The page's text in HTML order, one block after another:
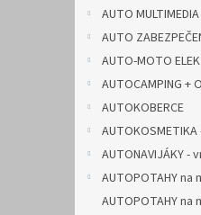
AUTO MULTIMEDIA
AUTO
AUTO-MOTO
AUTOCAMPING +
AUTOKOBERCE
AUTONAVIJÁKY -
AUTOPOTAHY na
AUTOPOTAHY na